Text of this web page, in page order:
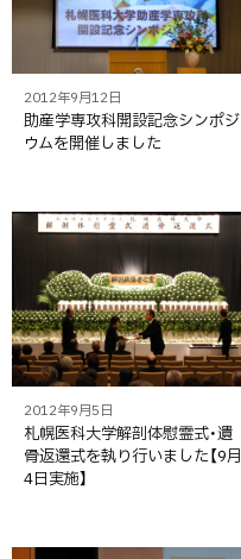
2012年9月12日
助産学専攻科開設記念シンポジ
ウムを開催しました
2012年9月5日
札幌医科大学解剖体慰霊式・遺
骨返還式を執り行いました【9月
4日実施】